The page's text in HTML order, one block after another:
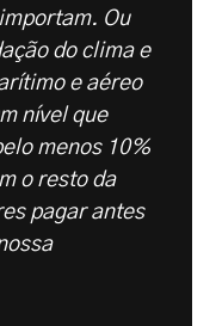
Ou
do clima e
e aéreo
nível que
menos 10%
o resto da
pagar antes